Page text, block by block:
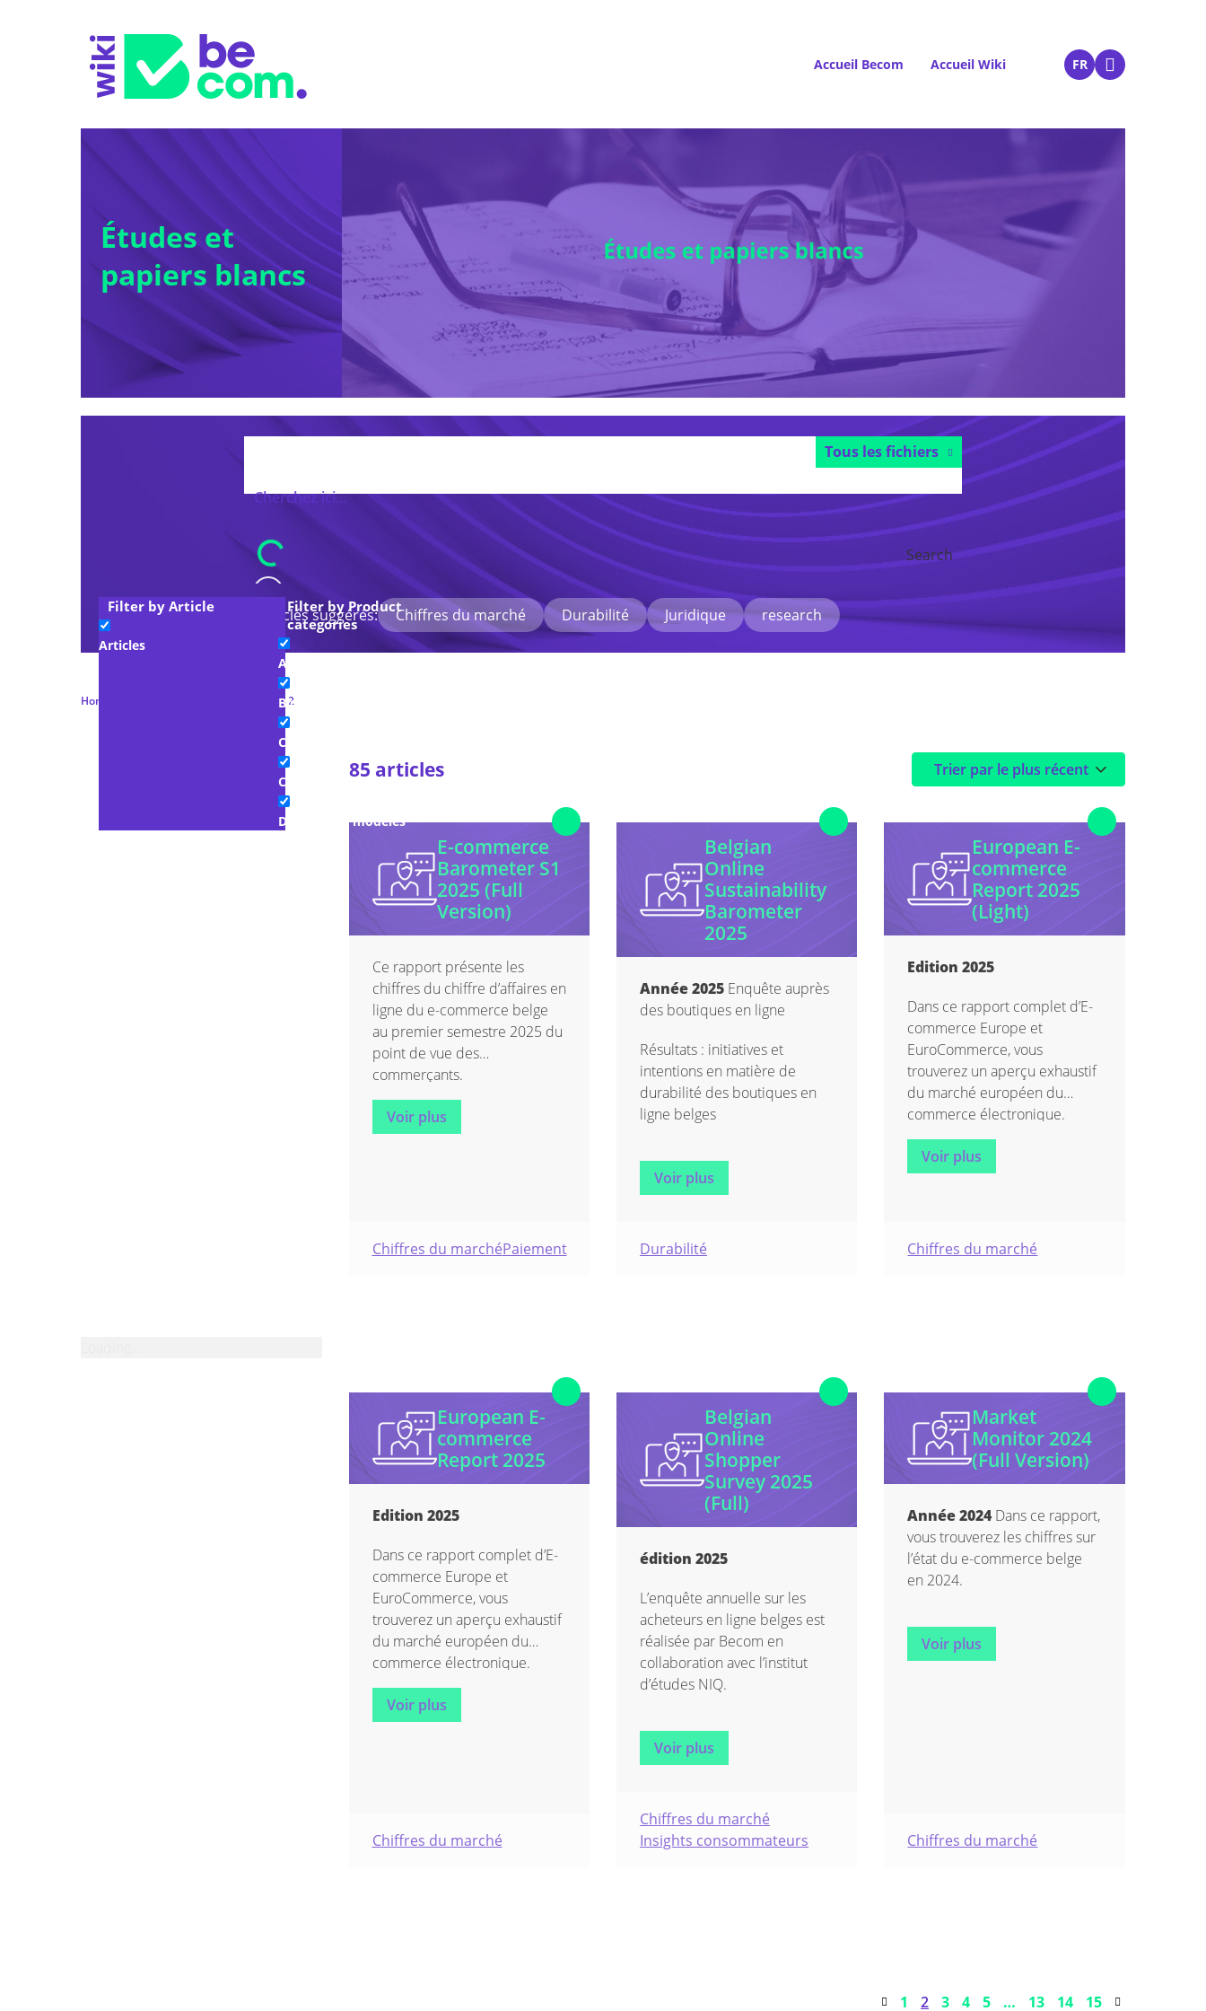
Accueil Becom Accueil Wiki FR
Études et
papiers blancs
Tous les fichiers
Search
Filter by Article
Articles
Filter by Product
categories
Advocacy & Legal
Blogs
Communiqués de presse
Company Interview
Documents modèles
Études et papiers blancs
Member Toolkit
Replays de l’Académie
Mots-clés suggérés: Chiffres du marché Durabilité Juridique research
Home Page 2
85 articles
E-commerce
Barometer S1
2025 (Full
Version)
Ce rapport présente les
chiffres du chiffre d’affaires en
ligne du e-commerce belge
au premier semestre 2025 du
point de vue des
commerçants.
Voir plus
Chiffres du marchéPaiement
Belgian
Online
Sustainability
Barometer
2025
Année 2025 Enquête auprès
des boutiques en ligne
Résultats : initiatives et
intentions en matière de
durabilité des boutiques en
ligne belges
Voir plus
Durabilité
European E-
commerce
Report 2025
(Light)
Edition 2025
Dans ce rapport complet d’E-
commerce Europe et
EuroCommerce, vous
trouverez un aperçu exhaustif
du marché européen du
commerce électronique.
Voir plus
Chiffres du marché
European E-
commerce
Report 2025
Edition 2025
Dans ce rapport complet d’E-
commerce Europe et
EuroCommerce, vous
trouverez un aperçu exhaustif
du marché européen du
commerce électronique.
Voir plus
Chiffres du marché
Belgian
Online
Shopper
Survey 2025
(Full)
édition 2025
L’enquête annuelle sur les
acheteurs en ligne belges est
réalisée par Becom en
collaboration avec l’institut
d’études NIQ.
Voir plus
Chiffres du marché
Insights consommateurs
Market
Monitor 2024
(Full Version)
Année 2024Dans ce rapport,
vous trouverez les chiffres sur
l’état du e-commerce belge
en 2024.
Voir plus
Chiffres du marché
1 2 3 4 5 … 13 14 15